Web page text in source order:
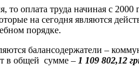
оплата труда начиная с
на сегодня являются
порядке.
балансодержатели –
в общей сумме – 1 109 802,12